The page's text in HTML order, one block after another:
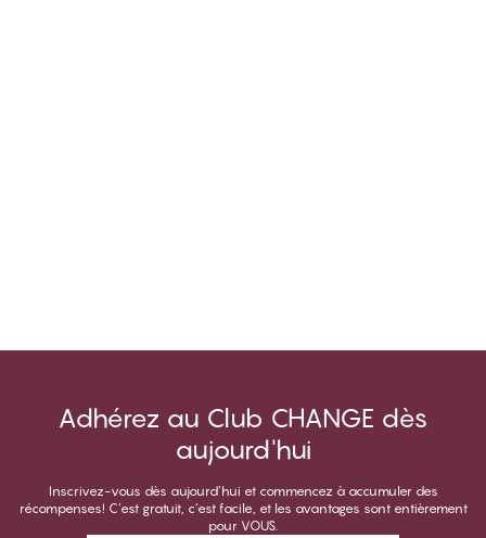
Adhérez au Club CHANGE dès
aujourd'hui
Inscrivez-vous dès aujourd’hui et commencez à accumuler des
récompenses! C’est gratuit, c’est facile, et les avantages sont entièrement
pour VOUS.